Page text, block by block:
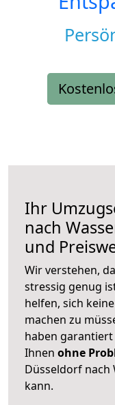
Ihr
nach
und
Wir verstehen,
stressig genug
helfen, sich
machen zu
haben garantiert
Ihnen ohne
Düsseldorf nach
kann.